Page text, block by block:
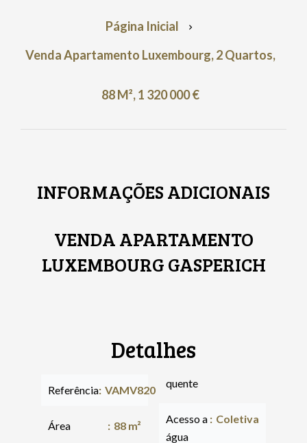
Página Inicial
Venda Apartamento Luxembourg, 2 Quartos,
88 M², 1 320 000 €
INFORMAÇÕES ADICIONAIS
VENDA APARTAMENTO
LUXEMBOURG GASPERICH
Detalhes
Referência VAMV820
Área 88 m²
quente
Acesso a
água
Coletiva